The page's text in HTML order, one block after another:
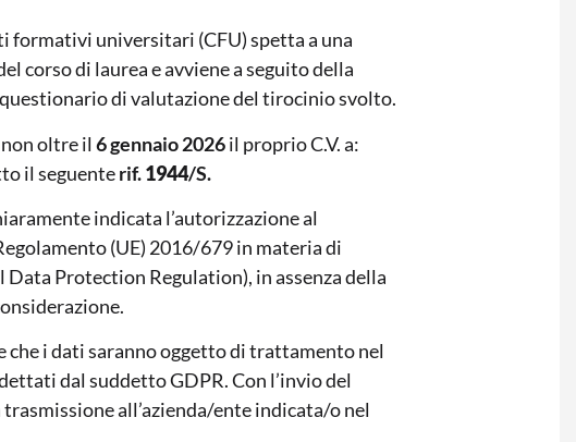
formativi universitari (CFU) spetta a una
corso di laurea e avviene a seguito della
di valutazione del tirocinio svolto.
oltre il 6 gennaio 2026il proprio C.V. a:
il seguenterif.1944/S.
indicata l’autorizzazione al
(UE) 2016/679 in materia di
Protection Regulation), in assenza della
i dati saranno oggetto di trattamento nel
dal suddetto GDPR. Con l’invio del
all’azienda/ente indicata/o nel